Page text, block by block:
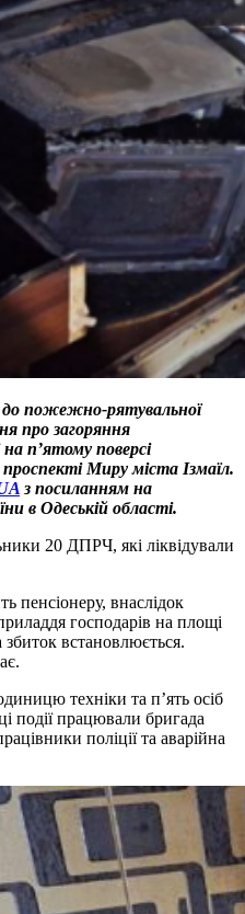
до пожежно-рятувальної
про загоряння
на п’ятому поверсі
Миру міста Ізмаїл.
з посиланням на
в Одеській області.
20 ДПРЧ, які ліквідували
пенсіонеру, внаслідок
господарів на площі
встановлюється.
техніки та п’ять осіб
події працювали бригада
поліції та аварійна